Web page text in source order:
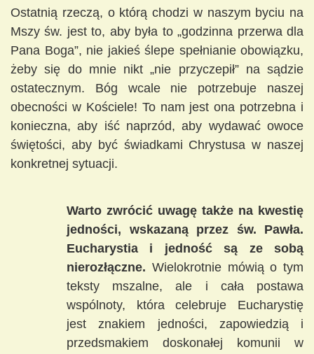
Ostatnią rzeczą, o którą chodzi w naszym byciu na
Mszy św. jest to, aby była to „godzinna przerwa dla
Pana Boga”, nie jakieś ślepe spełnianie obowiązku,
żeby się do mnie nikt „nie przyczepił” na sądzie
ostatecznym. Bóg wcale nie potrzebuje naszej
obecności w Kościele! To nam jest ona potrzebna i
konieczna, aby iść naprzód, aby wydawać owoce
świętości, aby być świadkami Chrystusa w naszej
konkretnej sytuacji.
Warto zwrócić uwagę także na kwestię
jedności, wskazaną przez św. Pawła.
Eucharystia i jedność są ze sobą
nierozłączne. Wielokrotnie mówią o tym
teksty mszalne, ale i cała postawa
wspólnoty, która celebruje Eucharystię
jest znakiem jedności, zapowiedzią i
przedsmakiem doskonałej komunii w